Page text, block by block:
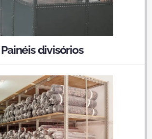
Painéis divisórios